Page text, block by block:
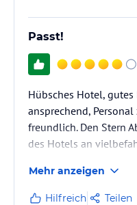
Passt!
Hübsches Hotel,
ansprechend,
freundlich. Den Stern
des Hotels an
Mehr anzeigen
Hilfreich Teilen